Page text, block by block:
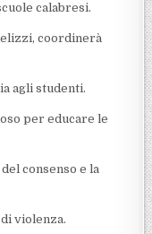
calabresi.
coordinerà
agli studenti.
per educare le
consenso e la
violenza.